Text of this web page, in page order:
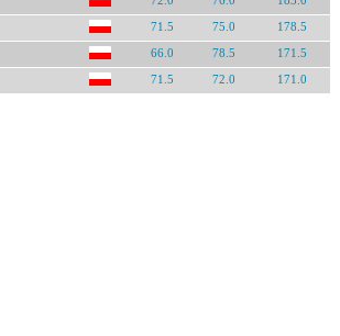
71.5 75.0 178.5
66.0 78.5 171.5
71.5 72.0 171.0